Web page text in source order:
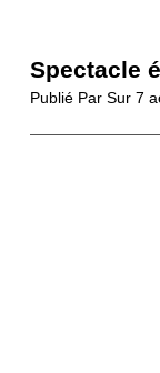
Spectacle
Publié Par Sur 7